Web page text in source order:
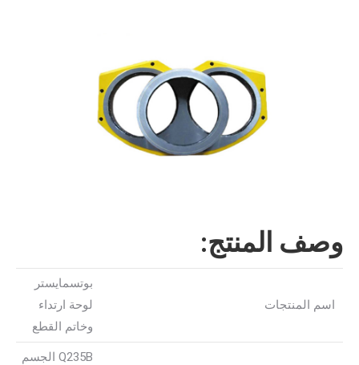
وصف المنتج:
اسم المنتجات
بوتسمايستر
لوحة ارتداء
وخاتم القطع
Q235B الجسم